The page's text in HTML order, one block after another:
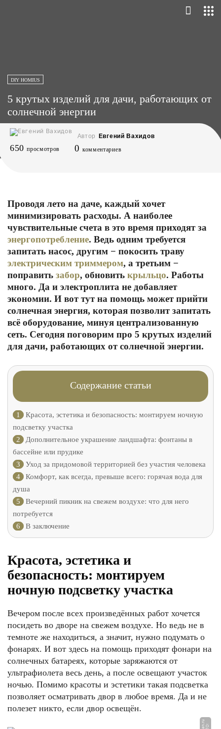
DIY HOMIUS
5 крутых изделий для дачи, работающих от
солнечной энергии
Автор Евгений Вахидов
650 просмотров 0 комментариев
Проводя лето на даче, каждый хочет
минимизировать расходы. А наиболее
чувствительные счета в это время приходят за
энергопотребление. Ведь одним требуется
запитать насос, другим − покосить траву
электрическим триммером, а третьим −
поправить забор, обновить крыльцо. Работы
много. Да и электроплита не добавляет
экономии. И вот тут на помощь может прийти
солнечная энергия, которая позволит запитать
всё оборудование, минуя централизованную
сеть. Сегодня поговорим про 5 крутых изделий
для дачи, работающих от солнечной энергии.
Содержание статьи
1
Красота, эстетика и безопасность: монтируем ночную
подсветку участка
2
Дополнительное украшение ландшафта: фонтаны в
бассейне или прудике
3
Уход за придомовой территорией без участия человека
4
Комфорт, как всегда, превыше всего: горячая вода для
душа
5
Вечерний пикник на свежем воздухе: что для него
потребуется
6
В заключение
Красота, эстетика и
безопасность: монтируем
ночную подсветку участка
Вечером после всех произведённых работ хочется
посидеть во дворе на свежем воздухе. Но ведь не в
темноте же находиться, а значит, нужно подумать о
фонарях. И вот здесь на помощь приходят фонари на
солнечных батареях, которые заряжаются от
ультрафиолета весь день, а после освещают участок
ночью. Помимо красоты и эстетики такая подсветка
позволяет осматривать двор в любое время. Да и не
полезет никто, если двор освещён.